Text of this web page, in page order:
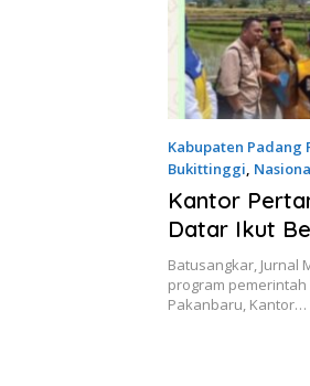
Kabupaten Padang
Bukittinggi
18 April 2026
Kantor
Datar Ikut
Jalan Tol
Batusangkar, Jurnal
program
Pakanbaru, Kantor…